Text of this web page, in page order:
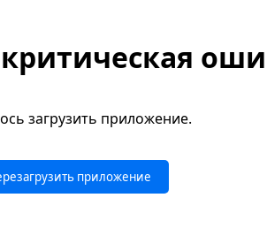
загрузить приложение.
приложение